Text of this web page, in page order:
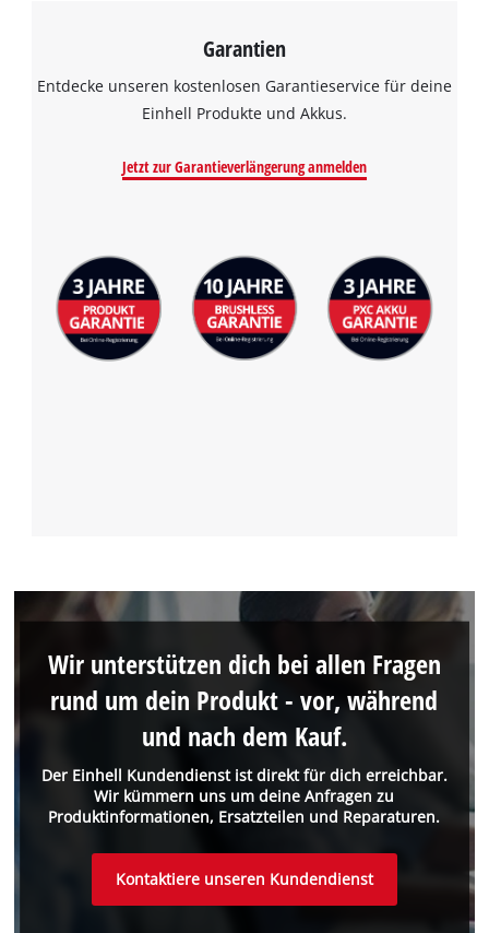
the site with their CMP to add this content
to the list of technologies used.
Management Platform
Garantien
Entdecke unseren kostenlosen Garantieservice für deine
Einhell Produkte und Akkus.
Jetzt zur Garantieverlängerung anmelden
Der Einhell Kundendienst ist direkt für dich erreichbar.
Wir kümmern uns um deine Anfragen zu
Produktinformationen, Ersatzteilen und Reparaturen.
Wir unterstützen dich bei allen Fragen
rund um dein Produkt - vor, während
und nach dem Kauf.
Kontaktiere unseren Kundendienst